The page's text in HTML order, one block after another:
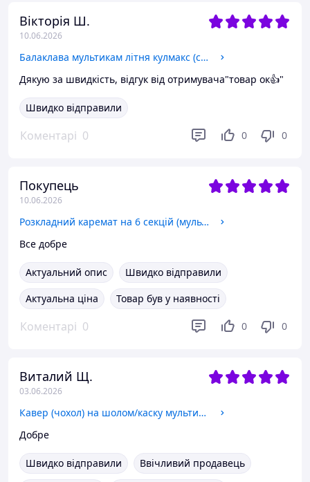
Вікторія Ш.
10.06.2026
Балаклава мультикам літня кулмакс (coolmax) Розмір - M-L (54-58см)
Дякую за швидкість, відгук від отримувача"товар ок👍"
Швидко відправили
Коментарі 0 0 0
Покупець
10.06.2026
Розкладний каремат на 6 секцій (мультикам)
Все добре
Актуальний опис
Швидко відправили
Актуальна ціна
Товар був у наявності
Коментарі 0 0 0
Виталий Щ.
03.06.2026
Кавер (чохол) на шолом/каску мультикам
Добре
Швидко відправили
Ввічливий продавець